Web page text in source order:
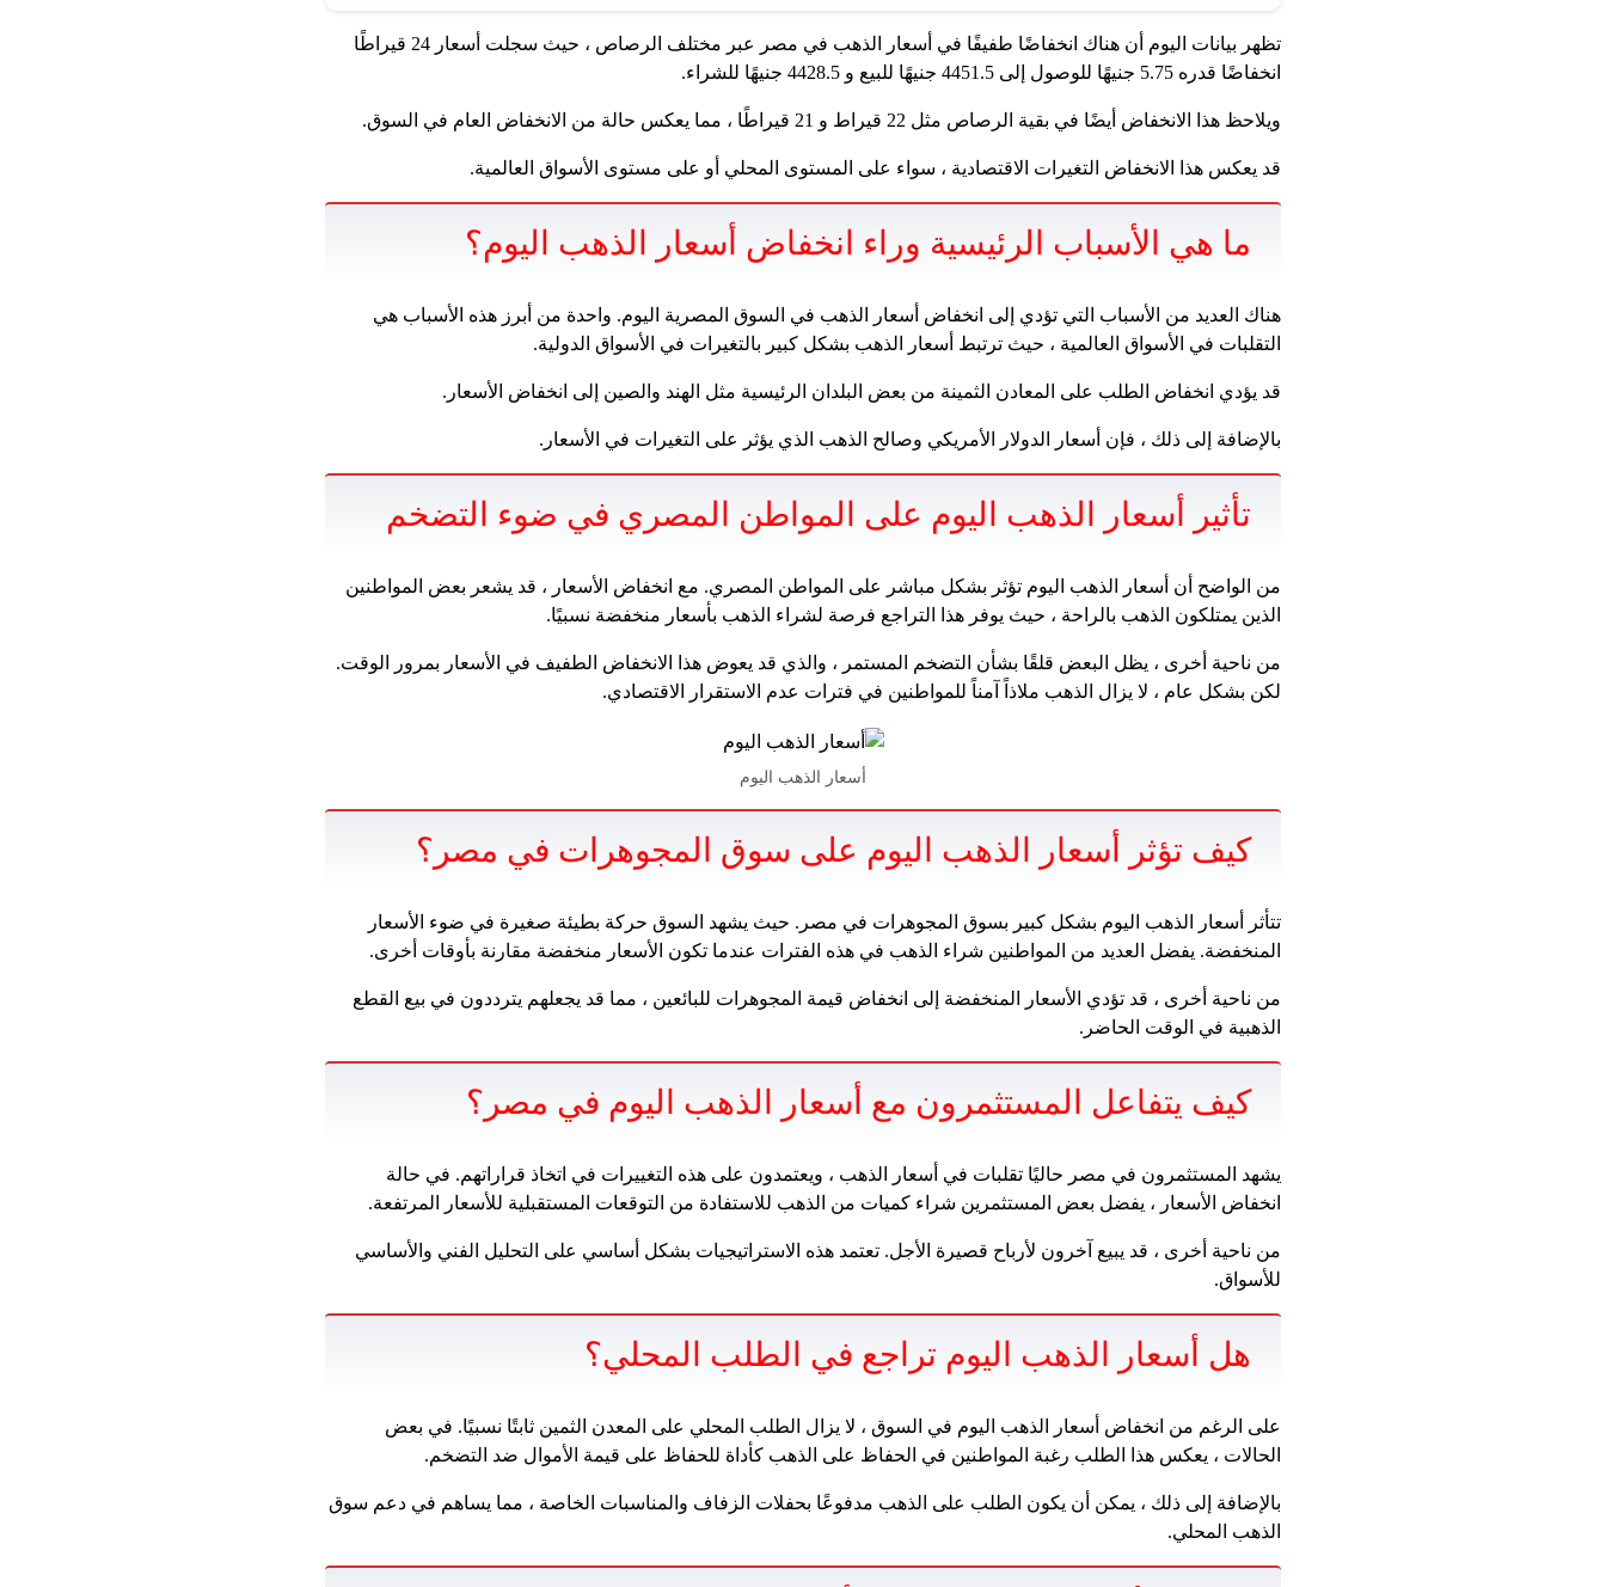
تظهر بيانات اليوم أن هناك انخفاضًا طفيفًا في أسعار الذهب في مصر عبر مختلف الرصاص ، حيث سجلت أسعار 24 قيراطًا
انخفاضًا قدره 5.75 جنيهًا للوصول إلى 4451.5 جنيهًا للبيع و 4428.5 جنيهًا للشراء.
ويلاحظ هذا الانخفاض أيضًا في بقية الرصاص مثل 22 قيراط و 21 قيراطًا ، مما يعكس حالة من الانخفاض العام في السوق.
قد يعكس هذا الانخفاض التغيرات الاقتصادية ، سواء على المستوى المحلي أو على مستوى الأسواق العالمية.
ما هي الأسباب الرئيسية وراء انخفاض أسعار الذهب اليوم؟
هناك العديد من الأسباب التي تؤدي إلى انخفاض أسعار الذهب في السوق المصرية اليوم. واحدة من أبرز هذه الأسباب هي
التقلبات في الأسواق العالمية ، حيث ترتبط أسعار الذهب بشكل كبير بالتغيرات في الأسواق الدولية.
قد يؤدي انخفاض الطلب على المعادن الثمينة من بعض البلدان الرئيسية مثل الهند والصين إلى انخفاض الأسعار.
بالإضافة إلى ذلك ، فإن أسعار الدولار الأمريكي وصالح الذهب الذي يؤثر على التغيرات في الأسعار.
تأثير أسعار الذهب اليوم على المواطن المصري في ضوء التضخم
من الواضح أن أسعار الذهب اليوم تؤثر بشكل مباشر على المواطن المصري. مع انخفاض الأسعار ، قد يشعر بعض المواطنين
الذين يمتلكون الذهب بالراحة ، حيث يوفر هذا التراجع فرصة لشراء الذهب بأسعار منخفضة نسبيًا.
من ناحية أخرى ، يظل البعض قلقًا بشأن التضخم المستمر ، والذي قد يعوض هذا الانخفاض الطفيف في الأسعار بمرور الوقت.
لكن بشكل عام ، لا يزال الذهب ملاذاً آمناً للمواطنين في فترات عدم الاستقرار الاقتصادي.
أسعار الذهب اليوم
كيف تؤثر أسعار الذهب اليوم على سوق المجوهرات في مصر؟
تتأثر أسعار الذهب اليوم بشكل كبير بسوق المجوهرات في مصر. حيث يشهد السوق حركة بطيئة صغيرة في ضوء الأسعار
المنخفضة. يفضل العديد من المواطنين شراء الذهب في هذه الفترات عندما تكون الأسعار منخفضة مقارنة بأوقات أخرى.
من ناحية أخرى ، قد تؤدي الأسعار المنخفضة إلى انخفاض قيمة المجوهرات للبائعين ، مما قد يجعلهم يترددون في بيع القطع
الذهبية في الوقت الحاضر.
كيف يتفاعل المستثمرون مع أسعار الذهب اليوم في مصر؟
يشهد المستثمرون في مصر حاليًا تقلبات في أسعار الذهب ، ويعتمدون على هذه التغييرات في اتخاذ قراراتهم. في حالة
انخفاض الأسعار ، يفضل بعض المستثمرين شراء كميات من الذهب للاستفادة من التوقعات المستقبلية للأسعار المرتفعة.
من ناحية أخرى ، قد يبيع آخرون لأرباح قصيرة الأجل. تعتمد هذه الاستراتيجيات بشكل أساسي على التحليل الفني والأساسي
للأسواق.
هل أسعار الذهب اليوم تراجع في الطلب المحلي؟
على الرغم من انخفاض أسعار الذهب اليوم في السوق ، لا يزال الطلب المحلي على المعدن الثمين ثابتًا نسبيًا. في بعض
الحالات ، يعكس هذا الطلب رغبة المواطنين في الحفاظ على الذهب كأداة للحفاظ على قيمة الأموال ضد التضخم.
بالإضافة إلى ذلك ، يمكن أن يكون الطلب على الذهب مدفوعًا بحفلات الزفاف والمناسبات الخاصة ، مما يساهم في دعم سوق
الذهب المحلي.